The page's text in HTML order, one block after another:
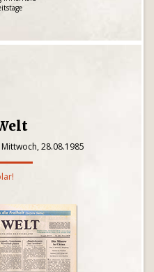
28.08.1985